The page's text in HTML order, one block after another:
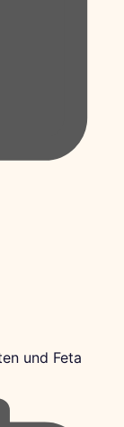
und Feta